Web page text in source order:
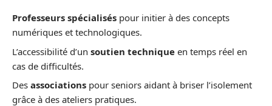
Professeurs spécialisés pour initier à des concepts
numériques et technologiques.
L’accessibilité d’un soutien technique en temps réel en
cas de difficultés.
Des associations pour seniors aidant à briser l’isolement
grâce à des ateliers pratiques.